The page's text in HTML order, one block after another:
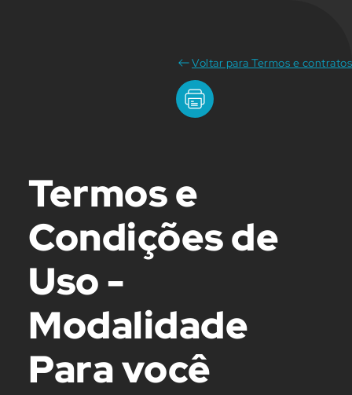
Voltar para Termos e contratos
Termos e
Condições de
Uso -
Modalidade
Para você